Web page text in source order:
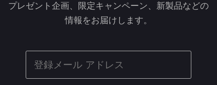
プレゼント企画、限定キャンペーン、新製品などの
情報をお届けします。